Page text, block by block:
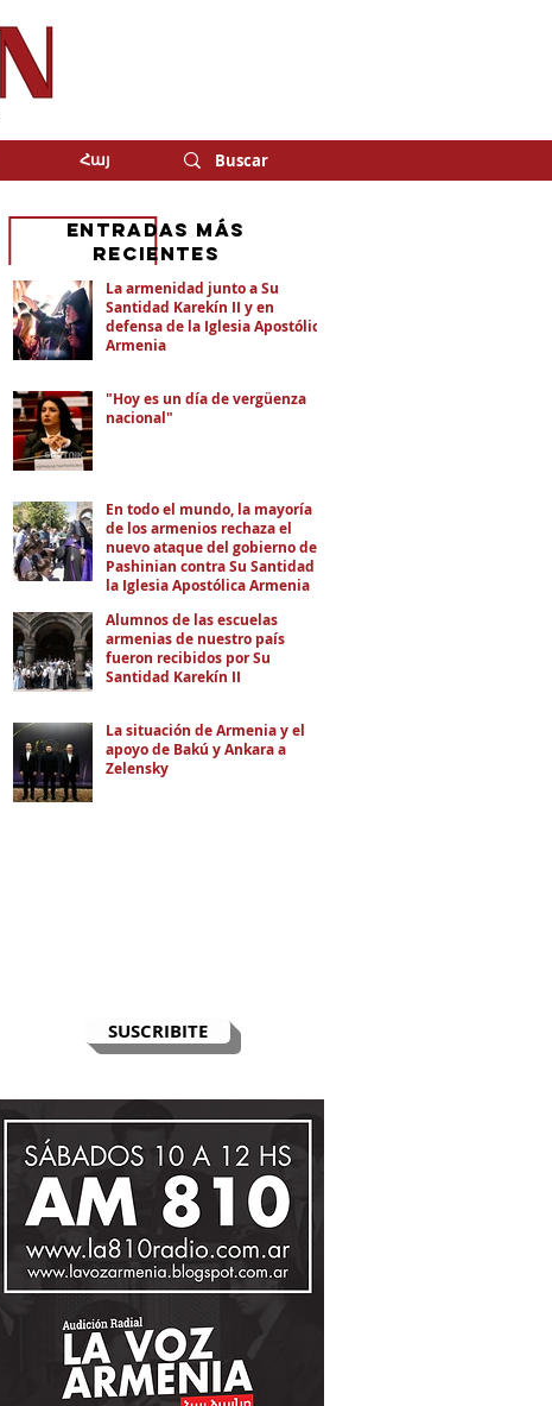
Հայ
SUSCRIBITE
La armenidad junto a Su
Santidad Karekín II y en
defensa de la Iglesia Apostólica
Armenia
"Hoy es un día de vergüenza
nacional"
En todo el mundo, la mayoría
de los armenios rechaza el
nuevo ataque del gobierno de
Pashinian contra Su Santidad y
la Iglesia Apostólica Armenia
Alumnos de las escuelas
armenias de nuestro país
fueron recibidos por Su
Santidad Karekín II
La situación de Armenia y el
apoyo de Bakú y Ankara a
Zelensky
eNTRADAS MÁS
RECIENTES